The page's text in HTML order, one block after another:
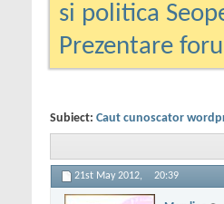
si politica
Prezentare
Subiect: Caut cunoscator
21st May 2012, 20:39